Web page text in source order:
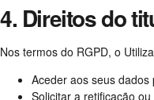
4. Direitos do
Nos termos do RGPD, o
Aceder aos seus dados
Solicitar a retificação